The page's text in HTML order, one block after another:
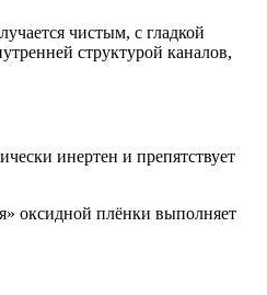
чистым, с гладкой
структурой каналов,
инертен и препятствует
оксидной плёнки выполняет